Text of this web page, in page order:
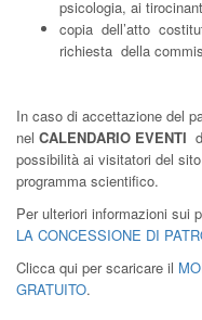
psicologia, ai
copia dell’atto
richiesta della
In caso di accettazione del
nel CALENDARIO EVENTI
possibilità ai visitatori del
programma scientifico.
Per ulteriori informazioni sui
LA CONCESSIONE DI
Clicca qui per scaricare il
GRATUITO.